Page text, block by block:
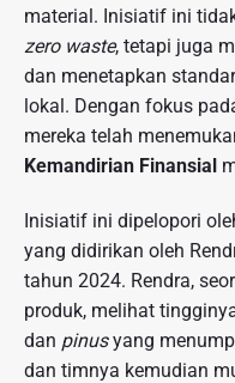
material. Inisiatif ini
zero waste, tetapi juga
dan menetapkan
lokal. Dengan fokus
mereka telah
Kemandirian Finansial
Inisiatif ini dipelopori
yang didirikan oleh
tahun 2024. Rendra,
produk, melihat
dan pinusyang
dan timnya kemudian